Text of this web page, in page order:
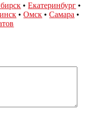
•Екатеринбург •
•Омск •Самара •